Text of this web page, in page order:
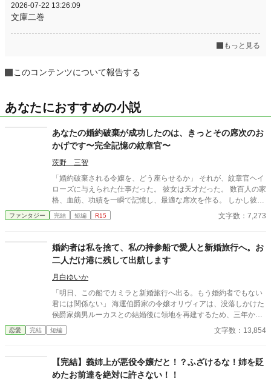
2026-07-22 13:26:09
文庫二巻
もっと見る
このコンテンツについて報告する
あなたにおすすめの小説
あなたの婚約破棄が成功したのは、きっとその席次のお
かげです〜完全記憶の紋章官〜
茨野 三智
「婚約破棄される令嬢を、どう座らせるか」 それが、紋章官ヘイ
ローズに与えられた仕事だった。 彼女は天才だった。 数百人の家
格、血筋、功績を一瞬で記憶し、最適な席次を作る。 しかし彼女
には一つだけ欠点があった。 人の感情が分からない。 「正しい席
順なら問題ありません」 そう信じていた彼女は、婚約破棄の裏に
によって救われた令嬢。 そして後に王国を変える発明。 誰にも知
られない場所で、彼女は未来を書き換えていた。
ファンタジー 完結 短編 R15 文字数：7,273
婚約者は私を捨て、私の持参船で愛人と新婚旅行へ。お
二人だけ港に残して出航します
月白ゆいか
「明日、この船でカミラと新婚旅行へ出る。もう婚約者でもない
君には関係ない」 海運伯爵家の令嬢オリヴィアは、没落しかけた
侯爵家嫡男ルーカスとの結婚後に領地を再建するため、三年かけ
て持参船〈暁の鴎〉号を準備してきた。 船員をそろえ、航路を整
え、翌朝には嵐で被害を受けた島々へ出航する予定だった。船倉
まれている。 ところが出航前日、港へ着いたオリヴィアが見たの
は、船から降ろされる救援物資と、代わりに積み込まれる衣装
箱、酒樽、鏡台、長椅子だった。 船上にはルーカスと、その愛人
恋愛 完結 短編 文字数：13,854
【完結】義姉上が悪役令嬢だと！？ふざけるな！姉を貶
めたお前達を絶対に許さない！！